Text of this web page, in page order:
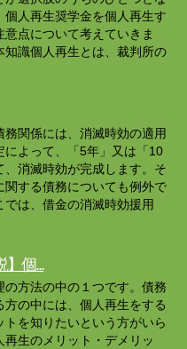
個人再生奨学金を個人再生す
意点について考えていきま
知識個人再生とは、裁判所の
関係には、消滅時効の適用
によって、「5年」又は「10
、消滅時効が完成します。そ
関する債務についても例外で
では、借金の消滅時効援用
】個...
の方法の中の１つです。債務
の中には、個人再生をする
トを知りたいという方がいら
再生のメリット・デメリッ